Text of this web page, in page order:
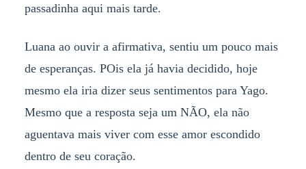
passadinha aqui mais tarde.
Luana ao ouvir a afirmativa, sentiu um pouco mais
de esperanças. POis ela já havia decidido, hoje
mesmo ela iria dizer seus sentimentos para Yago.
Mesmo que a resposta seja um NÃO, ela não
aguentava mais viver com esse amor escondido
dentro de seu coração.